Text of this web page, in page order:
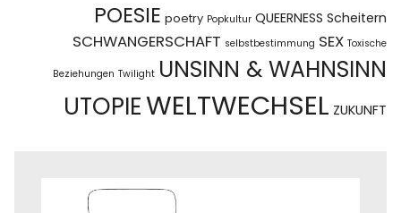
POESIE poetry Popkultur QUEERNESS Scheitern
SCHWANGERSCHAFT selbstbestimmung SEX Toxische
Beziehungen Twilight UNSINN & WAHNSINN
UTOPIEWELTWECHSEL ZUKUNFT